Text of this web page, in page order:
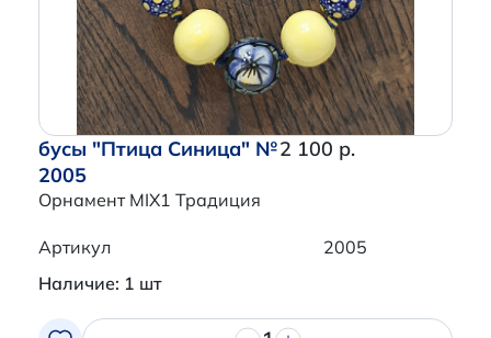
бусы "Птица Синица" №
2005
Орнамент MIX1 Традиция
2 100 р.
Артикул
2005
Наличие: 1 шт